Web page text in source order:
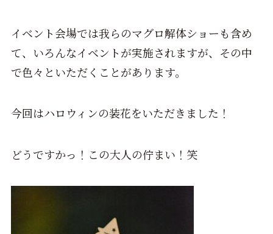
イベント会場では我らのマグロ解体ショーも含め
て、いろんなイベントが実施されますが、その中
で色々といただくことがあります。
今回はハロウィンの装花をいただきました！
どうですかっ！この大人の佇まい！笑